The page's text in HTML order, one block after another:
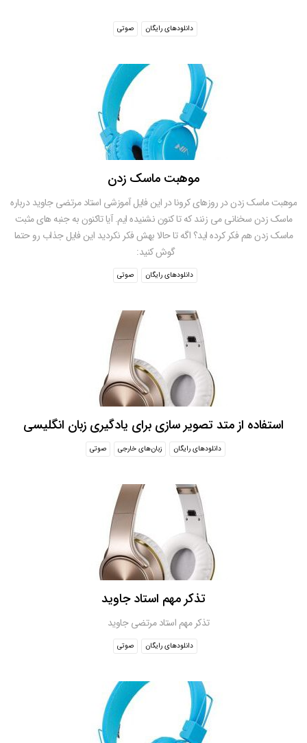
دانلودهای رایگان صوتی
موهبت ماسک زدن
موهبت ماسک زدن در روزهای کرونا در این فایل آموزشی استاد مرتضی جاوید درباره
ماسک زدن سخنانی می زنند که تا کنون نشنیده ایم. آیا تاکنون به جنبه های مثبت
ماسک زدن هم فکر کرده اید؟ اگه تا حالا بهش فکر نکردید این فایل جذاب رو حتما
گوش کنید:
دانلودهای رایگان صوتی
استفاده از متد تصویر سازی برای یادگیری زبان انگلیسی
دانلودهای رایگان زبان‌های خارجی صوتی
تذکر مهم استاد جاوید
تذکر مهم استاد مرتضی جاوید
دانلودهای رایگان صوتی